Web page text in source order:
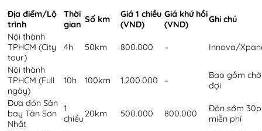
Địa điểm/Lộ
trình
Thời
gian Số km
Giá 1 chiều
(VND)
Giá khứ hồi
(VND)
Ghi chú
Nội thành
TPHCM (City
tour)
4h 50km 800.000 – Innova/
Nội thành
TPHCM (Full
ngày)
10h 100km 1.200.000 –
Bao gồm chờ
đợi
Đưa đón Sân
bay Tân Sơn
Nhất
1
chiều 20km 500.000 800.000
Đón sớm 30p
miễn phí